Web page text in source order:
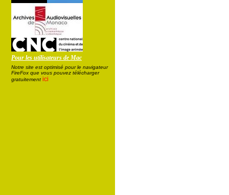
Pour les utilisateurs de Mac
Notre site est optimisé pour le navigateur
FireFox que vous pouvez télécharger
gratuitement ici